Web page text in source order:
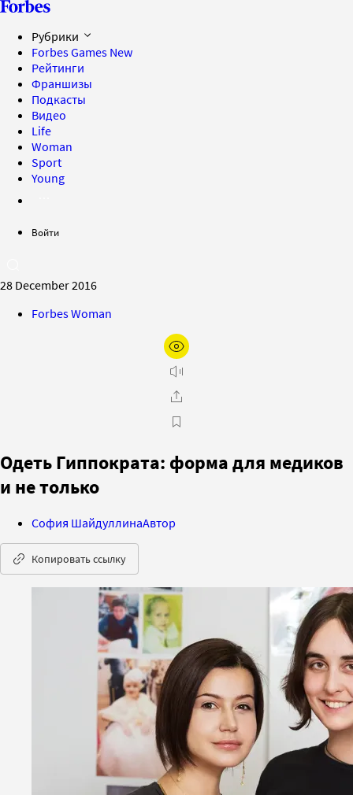
Рубрики
Forbes Games New
Рейтинги
Франшизы
Подкасты
Видео
Life
Woman
Sport
Young
Войти
28 December 2016
Forbes Woman
Одеть Гиппократа: форма для медиков
и не только
София ШайдуллинаАвтор
Копировать ссылку